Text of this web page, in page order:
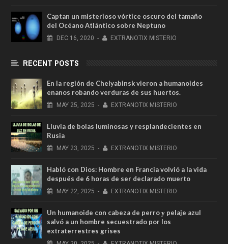
Captan un misterioso vórtice oscuro del tamaño
del Océano Atlántico sobre Neptuno
DEC 16, 2020 - EXTRANOTIX MISTERIO
RECENT POSTS
En la región de Chelyabinsk vieron a humanoides
enanos robando verduras de sus huertos.
MAY 25, 2025 - EXTRANOTIX MISTERIO
Lluvia de bolas luminosas y resplandecientes en
Rusia
MAY 23, 2025 - EXTRANOTIX MISTERIO
Habló con Dios: Hombre en Francia volvió a la vida
después de 6 horas de ser declarado muerto
MAY 22, 2025 - EXTRANOTIX MISTERIO
Un humanoide con cabeza de perro у pelaje azul
salvó a un hombre secuestrado por los
extraterrestres grises